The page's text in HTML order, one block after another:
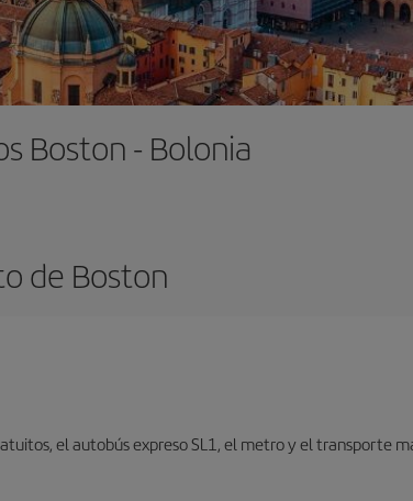
Boston - Bolonia
de Boston
el autobús expreso SL1, el metro y el transporte